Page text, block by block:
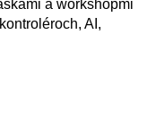
a workshopmi
AI,